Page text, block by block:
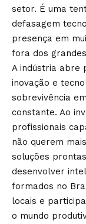
setor. É uma
defasagem
presença em
fora dos
A indústria abre
inovação e
sobrevivência
constante. Ao
profissionais
não querem
soluções
desenvolver
formados no
locais e
o mundo